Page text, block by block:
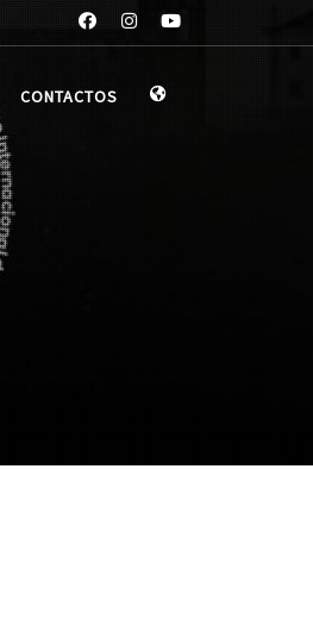
CONTACTOS